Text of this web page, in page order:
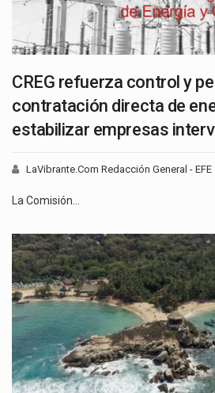
CREG refuerza control y
contratación directa de
estabilizar empresas
LaVibrante.Com Redacción General - EFE
La Comisión…